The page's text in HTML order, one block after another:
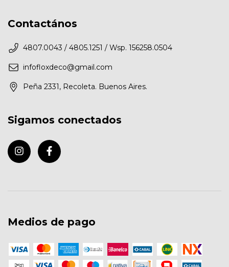
Contactános
4807.0043 / 4805.1251 / Wsp. 156258.0504
infofloxdeco@gmail.com
Peña 2331, Recoleta. Buenos Aires.
Sigamos conectados
Medios de pago